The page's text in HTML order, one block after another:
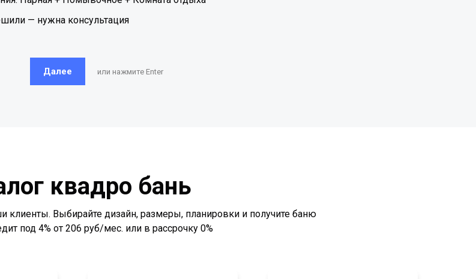
— нужна консультация
Далее или нажмите Enter
квадро бань
клиенты. Выбирайте дизайн, размеры, планировки и получите баню
под 4% от 206 руб/мес. или в рассрочку 0%